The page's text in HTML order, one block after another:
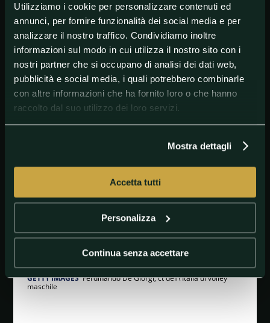
Utilizziamo i cookie per personalizzare contenuti ed
annunci, per fornire funzionalità dei social media e per
analizzare il nostro traffico. Condividiamo inoltre
informazioni sul modo in cui utilizza il nostro sito con i
nostri partner che si occupano di analisi dei dati web,
pubblicità e social media, i quali potrebbero combinarle
con altre informazioni che ha fornito loro o che hanno
raccolto dal suo utilizzo dei loro servizi.
Mostra dettagli
Accetta tutti
Personalizza
Continua senza accettare
match abbiamo perso un po’ di qualità e di lucidità
che probabilmente ci potevano aiutare. Rimane però
il buon lavoro per il ranking che lascia intatte le
nostre possibilità di partecipare alle Olimpiadi di
Parigi 2024”.
#AltriSport #topnews #Volley
GETTY IMAGES Ferdinando De Giorgi, ct dell\'Italia di volley
maschile